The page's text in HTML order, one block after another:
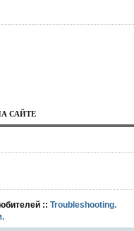
САЙТЕ
:: Troubleshooting.